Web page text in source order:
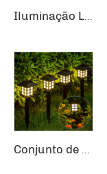
Iluminação LED para Jardim com Pernas de Bruxa e Conector para o Solo, Suprimentos para Feriados de Halloween e Natal
Conjunto de 12 Luzes Solares para Caminhos, Jardim e Paisagismo